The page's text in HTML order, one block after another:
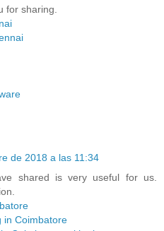
for sharing.
de 2018 a las 11:34
shared is very useful for us.
in Coimbatore